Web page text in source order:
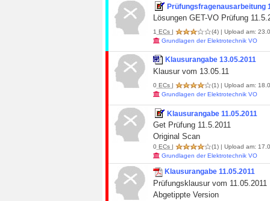
Prüfungsfragenausarbeitung
Lösungen GET-VO Prüfung
1 ECs | (4) | Upload am:
Grundlagen der Elektrotechnik VO
Klausurangabe 13.05.2011
Klausur vom 13.05.11
0 ECs | (1) | Upload am:
Grundlagen der Elektrotechnik VO
Klausurangabe 11.05.2011
Get Prüfung 11.5.2011
Original Scan
0 ECs | (1) | Upload am:
Grundlagen der Elektrotechnik VO
Klausurangabe 11.05.2011
Prüfungsklausur vom 11.05.2011
Abgetippte Version